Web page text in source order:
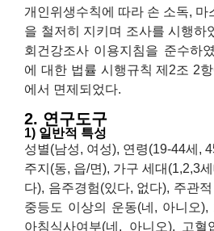
개인위생수칙에 따라 손 소독, 마
을 철저히 지키며 조사를 시행하
회건강조사 이용지침을 준수하
에 대한 법률 시행규칙 제2조 2
에서 면제되었다.
2. 연구도구
1) 일반적 특성
성별(남성, 여성), 연령(19-44세,
주지(동, 읍/면), 가구 세대(1,2,3
다), 음주경험(있다, 없다), 주관
중등도 이상의 운동(네, 아니오
아침식사여부(네, 아니오), 고혈